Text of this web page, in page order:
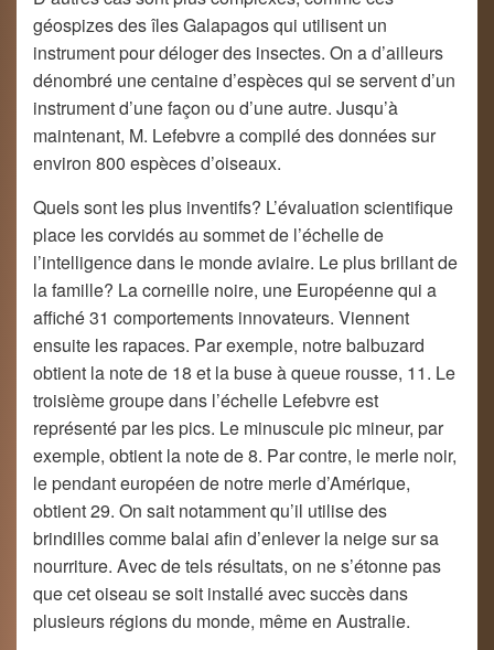
géospizes des îles Galapagos qui utilisent un
instrument pour déloger des insectes. On a d’ailleurs
dénombré une centaine d’espèces qui se servent d’un
instrument d’une façon ou d’une autre. Jusqu’à
maintenant, M. Lefebvre a compilé des données sur
environ 800 espèces d’oiseaux.
Quels sont les plus inventifs? L’évaluation scientifique
place les corvidés au sommet de l’échelle de
l’intelligence dans le monde aviaire. Le plus brillant de
la famille? La corneille noire, une Européenne qui a
affiché 31 comportements innovateurs. Viennent
ensuite les rapaces. Par exemple, notre balbuzard
obtient la note de 18 et la buse à queue rousse, 11. Le
troisième groupe dans l’échelle Lefebvre est
représenté par les pics. Le minuscule pic mineur, par
exemple, obtient la note de 8. Par contre, le merle noir,
le pendant européen de notre merle d’Amérique,
obtient 29. On sait notamment qu’il utilise des
brindilles comme balai afin d’enlever la neige sur sa
nourriture. Avec de tels résultats, on ne s’étonne pas
que cet oiseau se soit installé avec succès dans
plusieurs régions du monde, même en Australie.